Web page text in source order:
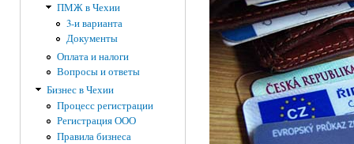
ПМЖ в Чехии
3-и варианта
Документы
Оплата и налоги
Вопросы и ответы
Бизнес в Чехии
Процесс регистрации
Регистрация ООО
Правила бизнеса